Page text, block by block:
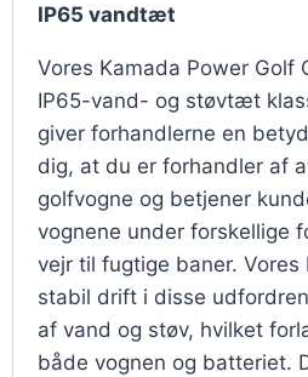
IP65 vandtæt
Vores Kamada Power Golf
IP65-vand- og støvtæt
giver forhandlerne en
dig, at du er forhandler af
golfvogne og betjener
vognene under forskellige
vejr til fugtige baner.
stabil drift i disse
af vand og støv, hvilket
både vognen og batteriet.